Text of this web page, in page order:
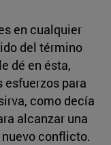
en cualquier
del término
dé en ésta,
para
como decía
alcanzar una
conflicto.